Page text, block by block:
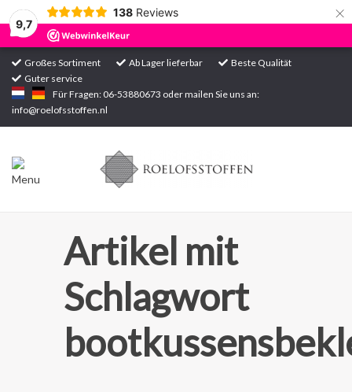
9,7
138 Reviews ×
Großes Sortiment Ab Lager lieferbar
Beste Qualität
Guter service
Für Fragen: 06-53880673 oder mailen Sie uns an:
info@roelofsstoffen.nl
Startseite
Sortiment
Artikel mit
Schlagwort